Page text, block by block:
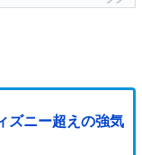
ズニー超えの強気